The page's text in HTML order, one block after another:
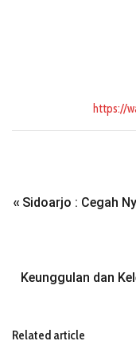
https://
« Sidoarjo : Cegah
Keunggulan dan
Related article